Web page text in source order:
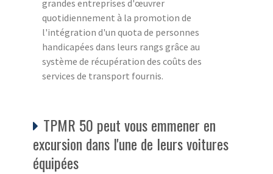
grandes entreprises d'œuvrer
quotidiennement à la promotion de
l'intégration d'un quota de personnes
handicapées dans leurs rangs grâce au
système de récupération des coûts des
services de transport fournis.
TPMR 50 peut vous emmener en
excursion dans l'une de leurs voitures
équipées